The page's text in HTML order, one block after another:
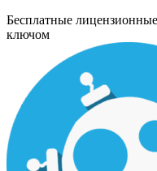
Бесплатные
ключом